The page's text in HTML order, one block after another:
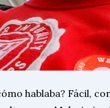
hablaba? Fácil,